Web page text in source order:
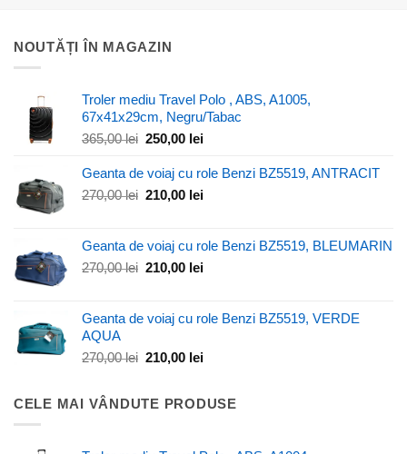
NOUTĂȚI ÎN MAGAZIN
Troler mediu Travel Polo , ABS, A1005,
67x41x29cm, Negru/Tabac
365,00lei Prețul
a
fost:
250,00 leiPrețul
este:
250,00 lei.
Geanta de voiaj cu role Benzi BZ5519, ANTRACIT
270,00lei Prețul
fost:
270,00 lei.
210,00 leiPrețul
210,00 lei.
Geanta de voiaj cu role Benzi BZ5519, BLEUMARIN
270,00lei Prețul
fost:
210,00 leiPrețul
210,00 lei.
Geanta de voiaj cu role Benzi BZ5519, VERDE
AQUA
270,00lei Prețul
fost:
210,00 leiPrețul
210,00 lei.
CELE MAI VÂNDUTE PRODUSE